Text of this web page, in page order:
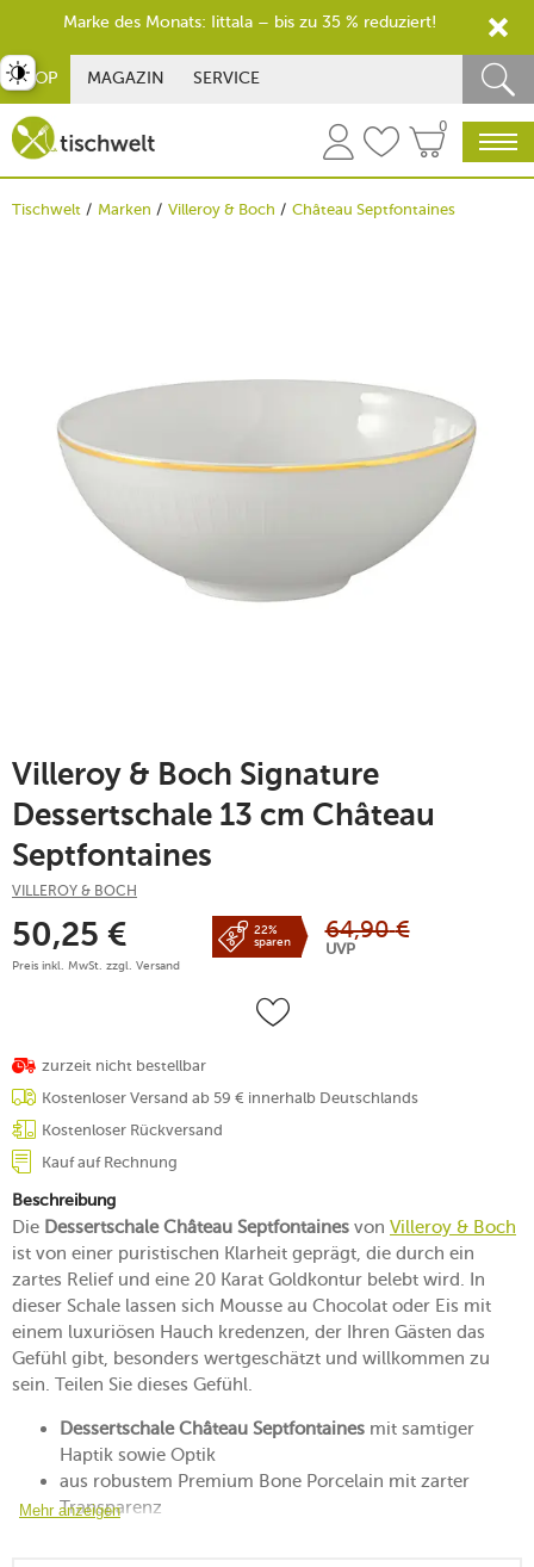
SHOP MAGAZIN SERVICE
0
Tischwelt Marken Villeroy & Boch Château Septfontaines
Villeroy & Boch Signature
Dessertschale 13 cm Château
Septfontaines
VILLEROY & BOCH
50,25 €
Preis inkl. MwSt. zzgl. Versand
22%
sparen
64,90 €
UVP
zurzeit nicht bestellbar
Kostenloser Versand ab 59 € innerhalb Deutschlands
Kostenloser Rückversand
Kauf auf Rechnung
Beschreibung
Die Dessertschale Château Septfontaines von Villeroy & Boch
ist von einer puristischen Klarheit geprägt, die durch ein
zartes Relief und eine 20 Karat Goldkontur belebt wird. In
dieser Schale lassen sich Mousse au Chocolat oder Eis mit
einem luxuriösen Hauch kredenzen, der Ihren Gästen das
Gefühl gibt, besonders wertgeschätzt und willkommen zu
sein. Teilen Sie dieses Gefühl.
Dessertschale Château Septfontaines mit samtiger
Haptik sowie Optik
aus robustem Premium Bone Porcelain mit zarter
Transparenz
Mehr anzeigen
umschalten
Marke des Monats: Iittala – bis zu 35 % reduziert!